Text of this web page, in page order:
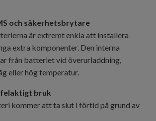
och säkerhetsbrytare
är extremt enkla att installera
extra komponenter. Den interna
från batteriet vid överurladdning,
eller hög temperatur.
bruk
kommer att ta slut i förtid på grund av